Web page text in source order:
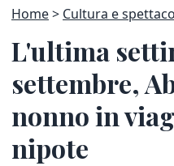
Home Cultura e
L'ultima
settembre,
nonno in
nipote